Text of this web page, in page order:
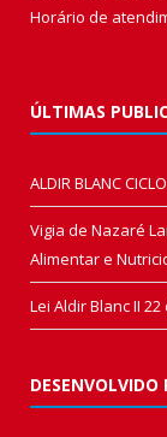
Horário de
ÚLTIMAS
ALDIR BLANC
Vigia de Nazaré
Alimentar e
Lei Aldir Blanc II 22
DESENVOLVIDO